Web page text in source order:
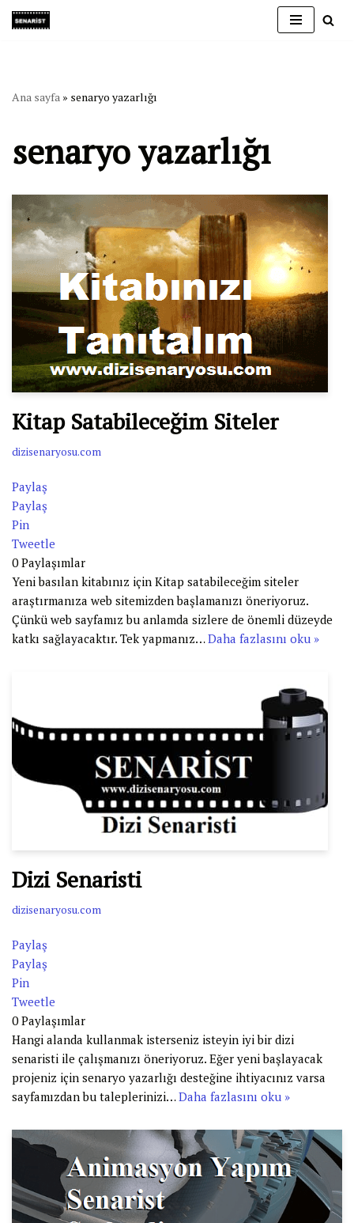
Ana sayfa » senaryo yazarlığı
senaryo yazarlığı
Kitap Satabileceğim Siteler
dizisenaryosu.com
Paylaş
Paylaş
Pin
Tweetle
0Paylaşımlar
Yeni basılan kitabınız için Kitap satabileceğim siteler
araştırmanıza web sitemizden başlamanızı öneriyoruz.
Çünkü web sayfamız bu anlamda sizlere de önemli düzeyde
katkı sağlayacaktır. Tek yapmanız…Daha fazlasını oku »
Dizi Senaristi
dizisenaryosu.com
Paylaş
Paylaş
Pin
Tweetle
0Paylaşımlar
Hangi alanda kullanmak isterseniz isteyin iyi bir dizi
senaristi ile çalışmanızı öneriyoruz. Eğer yeni başlayacak
projeniz için senaryo yazarlığı desteğine ihtiyacınız varsa
sayfamızdan bu taleplerinizi…Daha fazlasını oku »